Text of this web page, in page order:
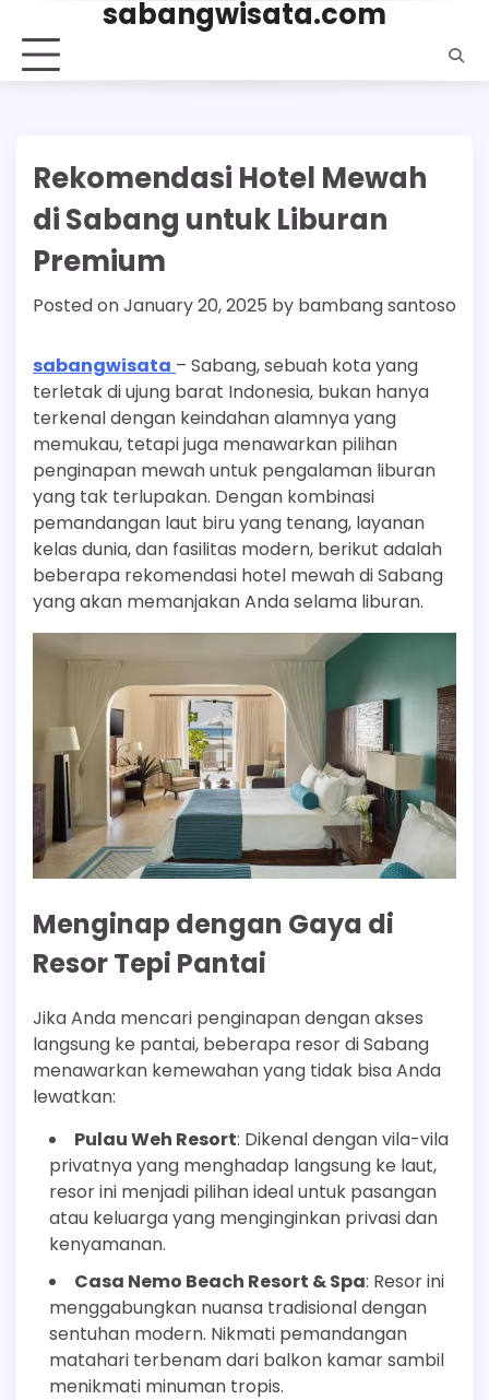
content
sabangwisata.com
Rekomendasi Hotel Mewah
di Sabang untuk Liburan
Premium
Posted onJanuary 20, 2025 by bambang santoso
sabangwisata – Sabang, sebuah kota yang
terletak di ujung barat Indonesia, bukan hanya
terkenal dengan keindahan alamnya yang
memukau, tetapi juga menawarkan pilihan
penginapan mewah untuk pengalaman liburan
yang tak terlupakan. Dengan kombinasi
pemandangan laut biru yang tenang, layanan
kelas dunia, dan fasilitas modern, berikut adalah
beberapa rekomendasi hotel mewah di Sabang
yang akan memanjakan Anda selama liburan.
Menginap dengan Gaya di
Resor Tepi Pantai
Jika Anda mencari penginapan dengan akses
langsung ke pantai, beberapa resor di Sabang
menawarkan kemewahan yang tidak bisa Anda
lewatkan:
Pulau Weh Resort: Dikenal dengan vila-vila
privatnya yang menghadap langsung ke laut,
resor ini menjadi pilihan ideal untuk pasangan
atau keluarga yang menginginkan privasi dan
kenyamanan.
Casa Nemo Beach Resort & Spa: Resor ini
menggabungkan nuansa tradisional dengan
sentuhan modern. Nikmati pemandangan
matahari terbenam dari balkon kamar sambil
menikmati minuman tropis.